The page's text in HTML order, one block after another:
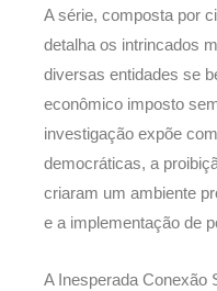
A série, composta por
detalha os intrincados
diversas entidades se
econômico imposto
investigação expõe
democráticas, a
criaram um ambiente
e a implementação de
A Inesperada Conexão